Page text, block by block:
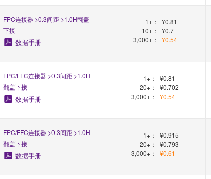
FPC连接器 >0.3间距 >1.0H翻盖
下接
数据手册
1+：
¥0.81
10+：
¥0.7
3,000+：
¥0.54
FPC/FFC连接器 >0.3间距 >1.0H
翻盖下接
数据手册
1+：
¥0.81
20+：
¥0.702
3,000+：
¥0.54
FPC/FFC连接器 >0.3间距 >1.0H
翻盖下接
数据手册
1+：
¥0.915
20+：
¥0.793
3,000+：
¥0.61